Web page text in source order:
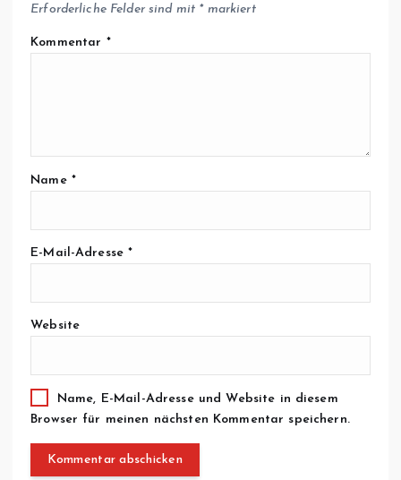
Erforderliche Felder sind mit *markiert
Kommentar *
Name *
E-Mail-Adresse*
Website
Name, E-Mail-Adresse und Website in diesem
Browser für meinen nächsten Kommentar speichern.